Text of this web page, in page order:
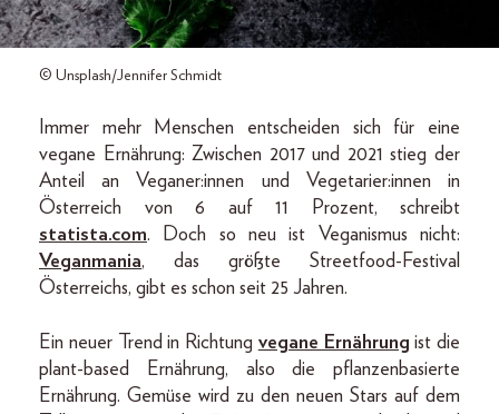
© Unsplash/Jennifer Schmidt
Immer mehr Menschen entscheiden sich für eine
vegane Ernährung: Zwischen 2017 und 2021 stieg der
Anteil an Veganer:innen und Vegetarier:innen in
Österreich von 6 auf 11 Prozent, schreibt
statista.com. Doch so neu ist Veganismus nicht:
Veganmania, das größte Streetfood-Festival
Österreichs, gibt es schon seit 25 Jahren.
Ein neuer Trend in Richtung vegane Ernährung ist die
plant-based Ernährung, also die pflanzenbasierte
Ernährung. Gemüse wird zu den neuen Stars auf dem